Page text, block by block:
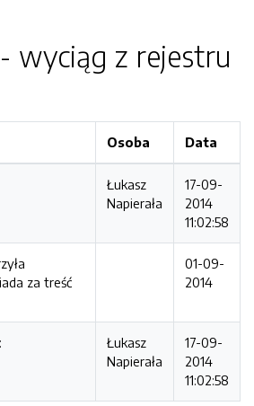
wyciąg z rejestru
Osoba Data
Łukasz
Napierała
17-09-
2014
11:02:58
za treść
01-09-
2014
Łukasz
Napierała
17-09-
2014
11:02:58